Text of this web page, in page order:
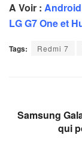
A Voir :
LG G7 One et
Tags: Redmi 7
Samsung
qui